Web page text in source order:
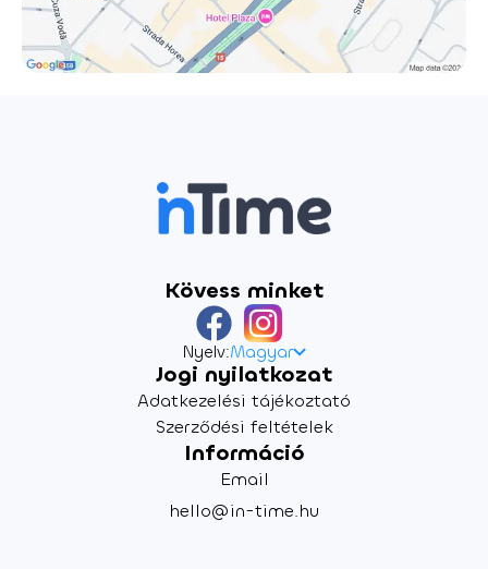
Kövess minket
Nyelv:Magyar
Jogi nyilatkozat
Adatkezelési tájékoztató
Szerződési feltételek
Információ
Email
hello@in-time.hu